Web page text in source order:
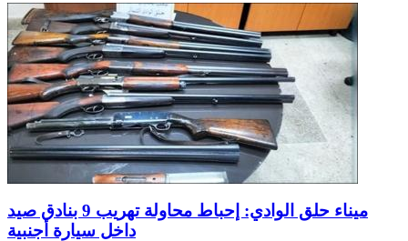
ميناء حلق الوادي: إحباط محاولة تهريب 9 بنادق صيد
داخل سيارة أجنبية